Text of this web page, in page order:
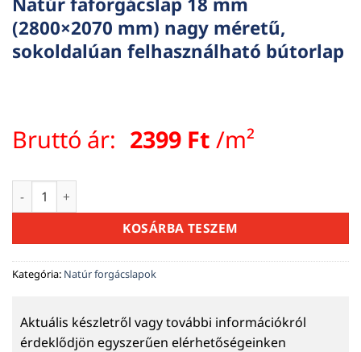
(2800×2070 mm) nagy méretű,
sokoldalúan felhasználható bútorlap
Bruttó ár: 2399 Ft /m²
Natúr faforgácslap 18 mm (2800×2070 mm) nagy méretű,
KOSÁRBA TESZEM
Kategória: Natúr forgácslapok
Aktuális készletről vagy további információkról
érdeklődjön egyszerűen elérhetőségeinken